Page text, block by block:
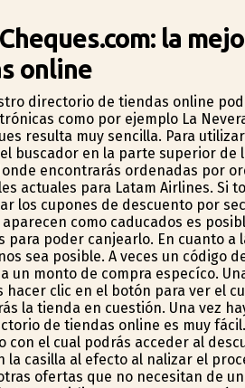
la
online
directorio de tiendas online
como por ejemplo La
resulta muy sencilla. Para
buscador en la parte superior de
encontrarás ordenadas por
actuales para Latam Airlines. Si
los cupones de descuento por
aparecen como caducados es
para poder canjearlo. En cuanto
sea posible. A veces un código
un monto de compra específico.
hacer clic en el botón para ver el
la tienda en cuestión. Una vez
de tiendas online es muy
con el cual podrás acceder al
la casilla al efecto al finalizar el
ofertas que no necesitan de